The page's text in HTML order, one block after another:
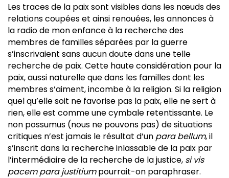
Les traces de la paix sont visibles dans les nœuds des
relations coupées et ainsi renouées, les annonces à
la radio de mon enfance à la recherche des
membres de familles séparées par la guerre
s’inscrivaient sans aucun doute dans une telle
recherche de paix. Cette haute considération pour la
paix, aussi naturelle que dans les familles dont les
membres s’aiment, incombe à la religion. Si la religion
quel qu’elle soit ne favorise pas la paix, elle ne sert à
rien, elle est comme une cymbale retentissante. Le
non possumus (nous ne pouvons pas) de situations
critiques n’est jamais le résultat d’un para bellum, il
s’inscrit dans la recherche inlassable de la paix par
l’intermédiaire de la recherche de la justice, si vis
pacem para justitiumpourrait-on paraphraser.